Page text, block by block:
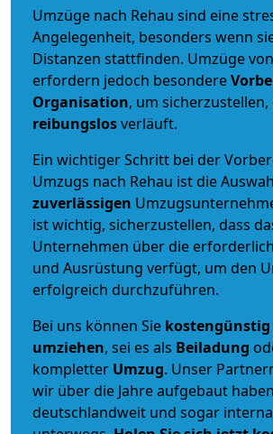
Umzüge nach Rehau sind eine
Angelegenheit, besonders wenn
Distanzen stattfinden. Umzüge
erfordern jedoch besondere
Organisation, um sicherzustellen,
reibungslosverläuft.
Ein wichtiger Schritt bei der
Umzugs nach Rehau ist die
zuverlässigen
ist wichtig, sicherzustellen, dass
Unternehmen über die
und Ausrüstung verfügt, um den
erfolgreich durchzuführen.
Bei uns können Sie kostengünstig
umziehen, sei es als Beiladung
kompletter Umzug. Unser
wir über die Jahre aufgebaut
deutschlandweit und sogar